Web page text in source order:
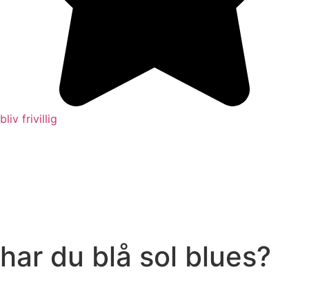
bliv frivillig
har du blå sol blues?